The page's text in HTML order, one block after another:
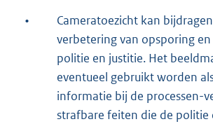
•
Cameratoezicht kan
verbetering van opsporing
politie en justitie. Het
eventueel gebruikt worden
informatie bij de processen-
strafbare feiten die de politie